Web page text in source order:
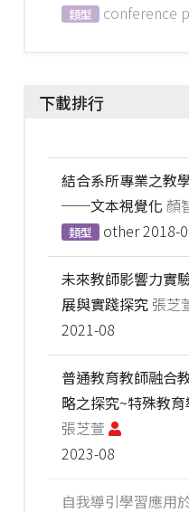
類型 conference
下載排行
結合系所專業之教
──文本視覺化 顏
類型 other2018-
未來教師影響力實
展與實踐探究 張芝
2021-08
普通教育教師融合
略之探究~特殊教
張芝萱
2023-08
自我導引學習應用